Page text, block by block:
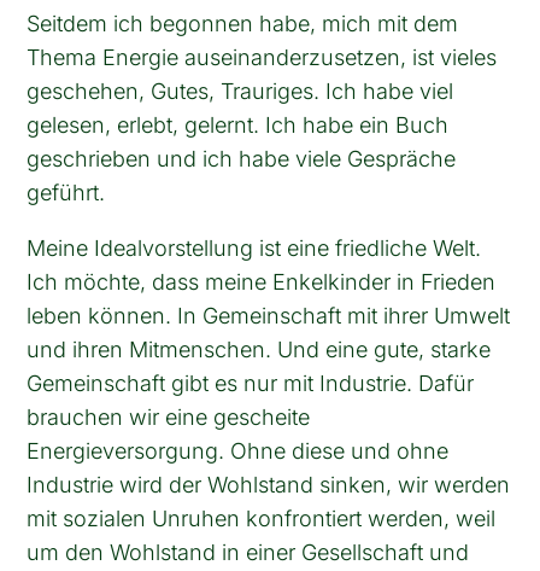
Seitdem ich begonnen habe, mich mit dem
Thema Energie auseinanderzusetzen, ist vieles
geschehen, Gutes, Trauriges. Ich habe viel
gelesen, erlebt, gelernt. Ich habe ein Buch
geschrieben und ich habe viele Gespräche
geführt.
Meine Idealvorstellung ist eine friedliche Welt.
Ich möchte, dass meine Enkelkinder in Frieden
leben können. In Gemeinschaft mit ihrer Umwelt
und ihren Mitmenschen. Und eine gute, starke
Gemeinschaft gibt es nur mit Industrie. Dafür
brauchen wir eine gescheite
Energieversorgung. Ohne diese und ohne
Industrie wird der Wohlstand sinken, wir werden
mit sozialen Unruhen konfrontiert werden, weil
um den Wohlstand in einer Gesellschaft und